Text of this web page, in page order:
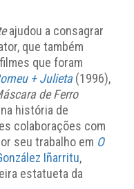
ajudou a consagrar
que também
que foram
+ Julieta (1996),
de Ferro
história de
colaborações com
seu trabalho em O
Iñarritu,
estatueta da